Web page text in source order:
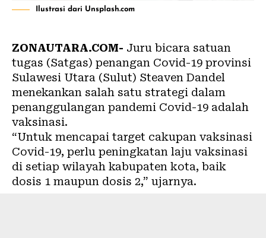
Ilustrasi dari Unsplash.com
ZONAUTARA.COM- Juru bicara satuan
tugas (Satgas) penangan Covid-19 provinsi
Sulawesi Utara (Sulut) Steaven Dandel
menekankan salah satu strategi dalam
penanggulangan pandemi Covid-19 adalah
vaksinasi.
“Untuk mencapai target cakupan vaksinasi
Covid-19, perlu peningkatan laju vaksinasi
di setiap wilayah kabupaten kota, baik
dosis 1 maupun dosis 2,” ujarnya.